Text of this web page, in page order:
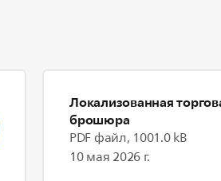
Локализованная
брошюра
PDF файл, 1001.0 kB
10 мая 2026 г.